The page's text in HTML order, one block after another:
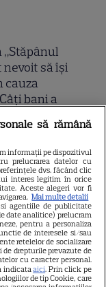
nevoit să își
cauza
bani a
la adresa
cu Oscar
Filmul are 232
să rămână
informații pe dispozitivul
prelucrarea datelor cu
dvs. făcând clic
interes legitim în orice
Aceste alegeri vor fi
Mai multe detalii
agentiile de publicitate
date analitice) prelucram
pentru a personaliza
de interesele si/sau
retelelor de socializare
drepturile prevazute de
cu caracter personal.
indicataaici. Prin click pe
de tip Cookie, care